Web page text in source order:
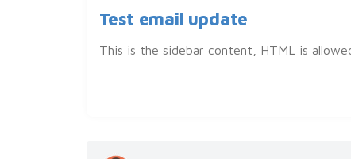
Test email update
This is the sidebar content, HTML is